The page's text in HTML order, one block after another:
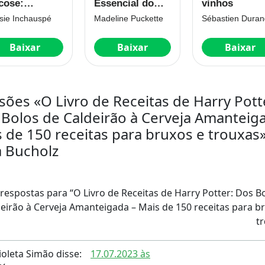
os
de açúcar
sua vida
Inchauspé
Baixar
Essencial do
Vinho: Wine
Folly: Wine
Madeline Puckette
Baixar
vinhos
Baixar
«O Livro de Receitas de Harry
de Caldeirão à Cerveja
de 150 receitas para bruxos e
Bucholz
para “O Livro de Receitas de Harry Potter: Dos
à Cerveja Amanteigada – Mais de 150 receitas para
Simão disse: 17.07.2023 às